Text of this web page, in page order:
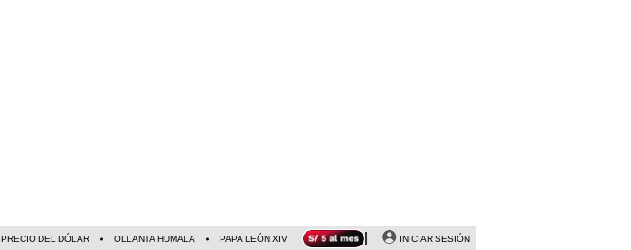
PRECIO DEL DÓLAR OLLANTA HUMALA PAPA LEÓN XIV NALDY SALDAÑA LA BELLA LUZ
INICIAR SESIÓN